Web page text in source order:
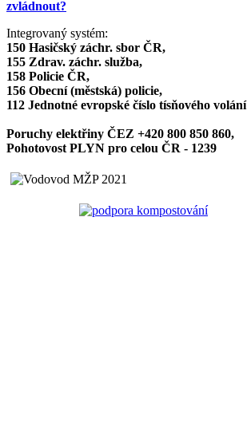
zvládnout?
Integrovaný systém:
150 Hasičský záchr. sbor ČR,
155 Zdrav. záchr. služba,
158 Policie ČR,
156 Obecní (městská) policie,
112 Jednotné evropské číslo tísňového volání
Poruchy elektřiny ČEZ +420 800 850 860,
Pohotovost PLYN pro celou ČR - 1239